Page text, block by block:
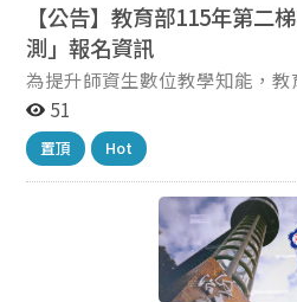
【公告】教育部115年第二
測」報名資訊
為提升師資生數位教學知能，
理115年第二梯次「數位教學能
考！ 一、 重要日程與報名資訊： 報名時間： 115 年 9 月
7 日（星期一）上午 8:30 起至
一）下午 5:00 止。 測驗日期：
13 日，於週六、日分區考場施
重要日程表。 測驗費用： 本年
名方式： 一律採網路報名。 報
assessment.edu.tw 二、 報名資格與錄取原則： 報名資
51
置頂 Hot